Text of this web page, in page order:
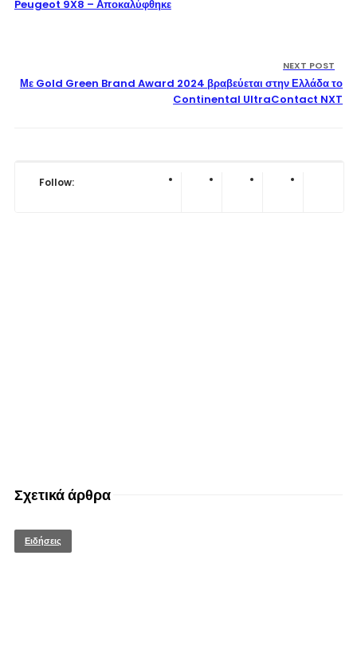
Peugeot 9X8 – Αποκαλύφθηκε
NEXT POST
Με Gold Green Brand Award 2024 βραβεύεται στην Ελλάδα το
Continental UltraContact NXT
Follow:
Σχετικά άρθρα
Ειδήσεις